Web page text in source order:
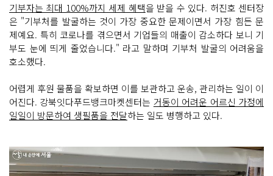
기부자는 최대 100%까지 세제 혜택을 받을 수 있다. 허진호 센터장
은 "기부처를 발굴하는 것이 가장 중요한 문제이면서 가장 힘든 문
제예요. 특히 코로나를 겪으면서 기업들의 매출이 감소하다 보니 기
부도 눈에 띄게 줄었습니다." 라고 말하며 기부처 발굴의 어려움을
호소했다.
어렵게 후원 물품을 확보하면 이를 보관하고 운송, 관리하는 일이 이
어진다. 강북잇다푸드뱅크마켓센터는 거동이 어려운 어르신 가정에
일일이 방문하여 생필품을 전달하는 일도 병행하고 있다.